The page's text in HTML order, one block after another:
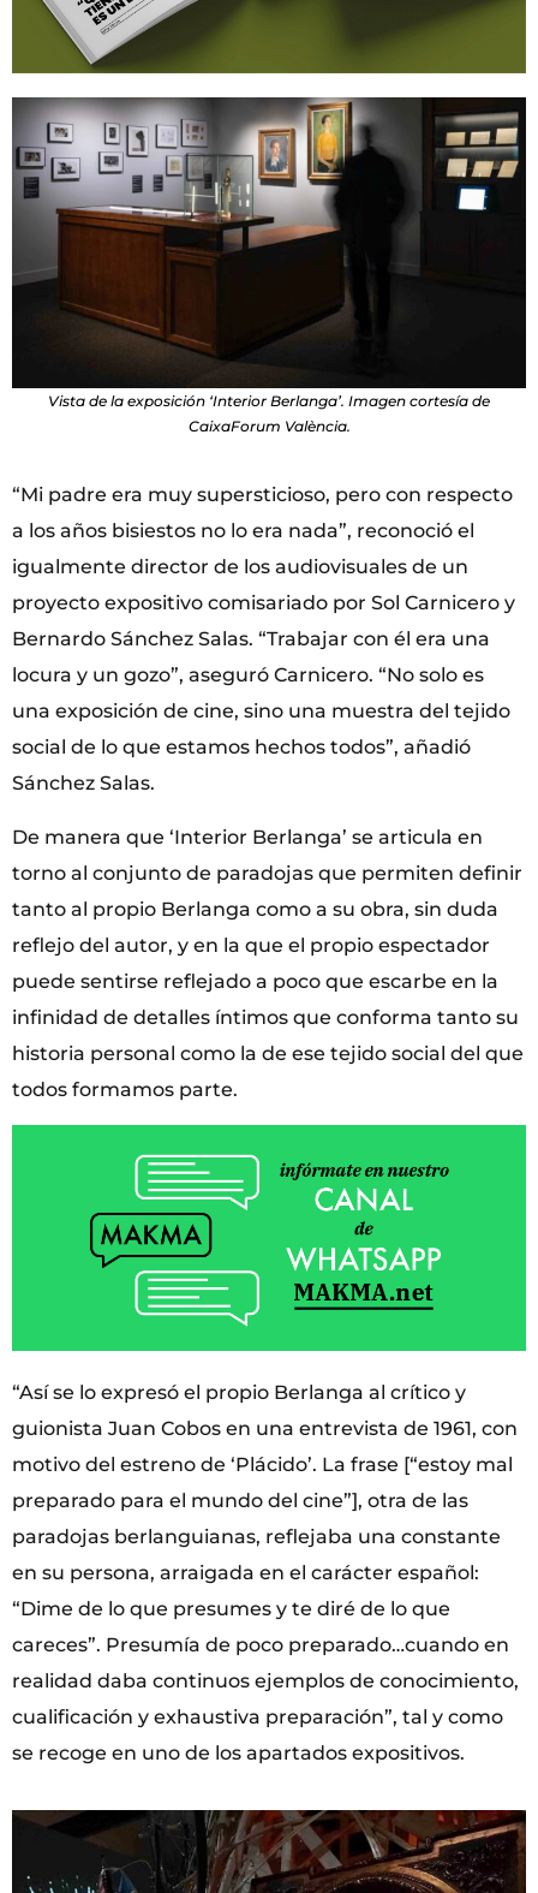
Vista de la exposición ‘Interior Berlanga’. Imagen cortesía de
CaixaForum València.
“Mi padre era muy supersticioso, pero con respecto
a los años bisiestos no lo era nada”, reconoció el
igualmente director de los audiovisuales de un
proyecto expositivo comisariado por Sol Carnicero y
Bernardo Sánchez Salas. “Trabajar con él era una
locura y un gozo”, aseguró Carnicero. “No solo es
una exposición de cine, sino una muestra del tejido
social de lo que estamos hechos todos”, añadió
Sánchez Salas.
De manera que ‘Interior Berlanga’ se articula en
torno al conjunto de paradojas que permiten definir
tanto al propio Berlanga como a su obra, sin duda
reflejo del autor, y en la que el propio espectador
puede sentirse reflejado a poco que escarbe en la
infinidad de detalles íntimos que conforma tanto su
historia personal como la de ese tejido social del que
todos formamos parte.
“Así se lo expresó el propio Berlanga al crítico y
guionista Juan Cobos en una entrevista de 1961, con
motivo del estreno de ‘Plácido’. La frase [“estoy mal
preparado para el mundo del cine”], otra de las
paradojas berlanguianas, reflejaba una constante
en su persona, arraigada en el carácter español:
“Dime de lo que presumes y te diré de lo que
careces”. Presumía de poco preparado…cuando en
realidad daba continuos ejemplos de conocimiento,
cualificación y exhaustiva preparación”, tal y como
se recoge en uno de los apartados expositivos.